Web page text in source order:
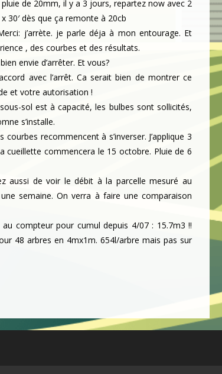
pluie de 20mm, il y a 3 jours, repartez now avec 2
30′ dès que ça remonte à 20cb
j’arrète. je parle déja à mon entourage. Et
, des courbes et des résultats.
bien envie d’arrêter. Et vous?
avec l’arrêt. Ca serait bien de montrer ce
et votre autorisation !
sol est à capacité, les bulbes sont sollicités,
s’installe.
courbes recommencent à s’inverser. J’applique 3
cueillette commencera le 15 octobre. Pluie de 6
aussi de voir le débit à la parcelle mesuré au
semaine. On verra à faire une comparaison
au compteur pour cumul depuis 4/07 : 15.7m3 !!
48 arbres en 4mx1m. 654l/arbre mais pas sur